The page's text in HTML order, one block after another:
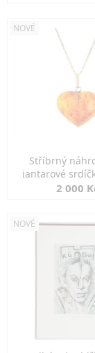
NOVÉ
Stříbrný
jantarové
Kramer
2 000
NOVÉ